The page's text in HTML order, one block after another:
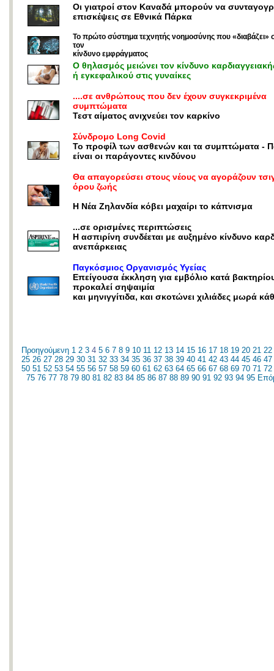
Οι γιατροί στον Καναδά μπορούν να
επισκέψεις σε Εθνικά Πάρκα
Το πρώτο σύστημα τεχνητής νοημοσύνης που «διαβάζει»
τον
κίνδυνο εμφράγματος
Ο θηλασμός μειώνει τον κίνδυνο
ή εγκεφαλικού στις γυναίκες
....σε ανθρώπους που δεν έχουν συγκεκριμένα
συμπτώματα
Τεστ αίματος ανιχνεύει τον καρκίνο
Σύνδρομο Long Covid
Το προφίλ των ασθενών και τα συμπτώματα -
είναι οι παράγοντες κινδύνου
Θα απαγορεύσει στους νέους να αγοράζουν
όρου ζωής
Η Νέα Ζηλανδία κόβει μαχαίρι το κάπνισμα
...σε ορισμένες περιπτώσεις
Η ασπιρίνη συνδέεται με αυξημένο κίνδυνο
ανεπάρκειας
Παγκόσμιος Οργανισμός Υγείας
Επείγουσα έκκληση για εμβόλιο κατά
προκαλεί σηψαιμία
και μηνιγγίτιδα, και σκοτώνει χιλιάδες μωρά
Προηγούμενη 1 2 3 4 5 6 7 8 9 10 11 12 13 14 15 16 17 18 19 20 21 22
25 26 27 28 29 30 31 32 33 34 35 36 37 38 39 40 41 42 43 44 45 46 47
50 51 52 53 54 55 56 57 58 59 60 61 62 63 64 65 66 67 68 69 70 71 72
75 76 77 78 79 80 81 82 83 84 85 86 87 88 89 90 91 92 93 94 95